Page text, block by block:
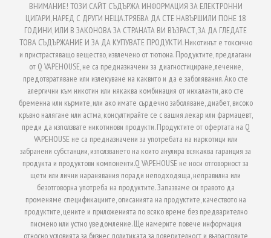
ВНИМАНИЕ! ТОЗИ САЙТ СЪДЪРЖА ИНФОРМАЦИЯ ЗА ЕЛЕКТРОННИ
ЦИГАРИ, НАРЕД С ДРУГИ НЕЩА.ТРЯБВА ДА СТЕ НАВЪРШИЛИ ПОНЕ 18
ГОДИНИ, ИЛИ В ЗАКОНОВА ЗА СТРАНАТА ВИ ВЪЗРАСТ, ЗА ДА ГЛЕДАТЕ
ТОВА СЪДЪРЖАНИЕ И ЗА ДА КУПУВАТЕ ПРОДУКТИ. Никотинът е токсично
и пристрастяващо вещество, извлечено от тютюна. Продуктите, предлагани
от Q VAPEHOUSE, не са предназначени за диагностициране, лечение,
предотвратяване или излекуване на каквито и да е заболявания. Ако сте
алергични към никотин или някаква комбинация от инхаланти, ако сте
бременна или кърмите, или ако имате сърдечно заболяване, диабет, високо
кръвно налягане или астма, консултирайте се с вашия лекар или фармацевт,
преди да използвате никотинови продукти. Продуктите от офертата на Q
VAPEHOUSE не са предназначени за употребата на наркотици или
забранени субстанции, използването на които анулира всякаква гаранция за
продукта и продуктови компоненти.Q VAPEHOUSE не носи отговорност за
щети или лични наранявания поради неподходяща, неправилна или
безотговорна употреба на продуктите. Запазваме си правото да
променяме спецификациите, описанията на продуктите, качеството на
продуктите, цените и приложенията по всяко време без предварително
писмено или устно уведомление. Ще намерите повече информация
относно условията за бизнес, политиката за поверителност и възрастовите